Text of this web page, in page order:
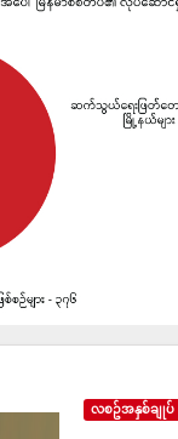
လစဥ်အနှစ်ချုပ်